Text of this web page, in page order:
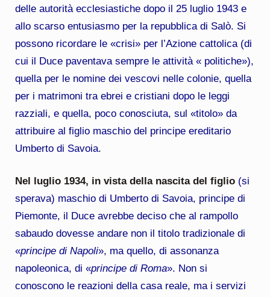
delle autorità ecclesiastiche dopo il 25 luglio 1943 e
allo scarso entusiasmo per la repubblica di Salò. Si
possono ricordare le «crisi» per l’Azione cattolica (di
cui il Duce paventava sempre le attività « politiche»),
quella per le nomine dei vescovi nelle colonie, quella
per i matrimoni tra ebrei e cristiani dopo le leggi
razziali, e quella, poco conosciuta, sul «titolo» da
attribuire al figlio maschio del principe ereditario
Umberto di Savoia.
Nel luglio 1934, in vista della nascita del figlio(si
sperava) maschio di Umberto di Savoia, principe di
Piemonte, il Duce avrebbe deciso che al rampollo
sabaudo dovesse andare non il titolo tradizionale di
«principe di Napoli», ma quello, di assonanza
napoleonica, di «principe di Roma». Non si
conoscono le reazioni della casa reale, ma i servizi